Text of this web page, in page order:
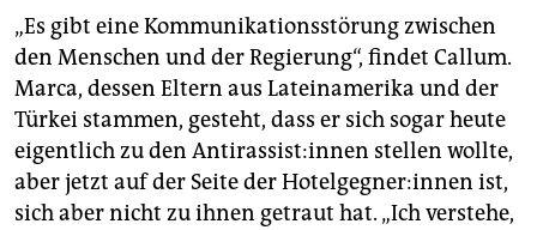
„Es gibt eine Kommunikationsstörung zwischen
den Menschen und der Regierung“, findet Callum.
Marca, dessen Eltern aus Lateinamerika und der
Türkei stammen, gesteht, dass er sich sogar heute
eigentlich zu den An­ti­ras­sis­t:in­nen stellen wollte,
aber jetzt auf der Seite der Ho­tel­geg­ne­r:in­nen ist,
sich aber nicht zu ihnen getraut hat. „Ich verstehe,